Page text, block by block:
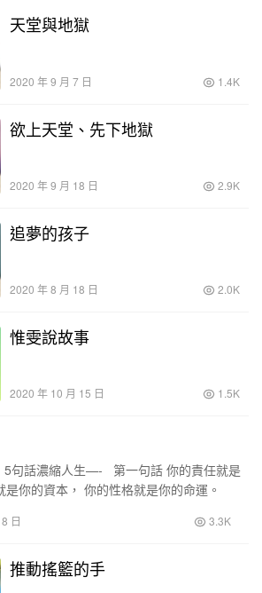
天堂與地獄
2020 年 9 月 7 日 1.4K
欲上天堂、先下地獄
2020 年 9 月 18 日 2.9K
追夢的孩子
2020 年 8 月 18 日 2.0K
惟雯說故事
2020 年 10 月 15 日 1.5K
句話濃縮人生—- 第一句話 你的責任就是
你的資本， 你的性格就是你的命運。
日 3.3K
推動搖籃的手